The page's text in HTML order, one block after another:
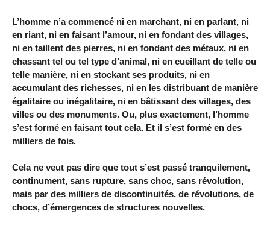
L’homme n’a commencé ni en marchant, ni en parlant, ni
en riant, ni en faisant l’amour, ni en fondant des villages,
ni en taillent des pierres, ni en fondant des métaux, ni en
chassant tel ou tel type d’animal, ni en cueillant de telle ou
telle manière, ni en stockant ses produits, ni en
accumulant des richesses, ni en les distribuant de manière
égalitaire ou inégalitaire, ni en bâtissant des villages, des
villes ou des monuments. Ou, plus exactement, l’homme
s’est formé en faisant tout cela. Et il s’est formé en des
milliers de fois.
Cela ne veut pas dire que tout s’est passé tranquilement,
continument, sans rupture, sans choc, sans révolution,
mais par des milliers de discontinuités, de révolutions, de
chocs, d’émergences de structures nouvelles.